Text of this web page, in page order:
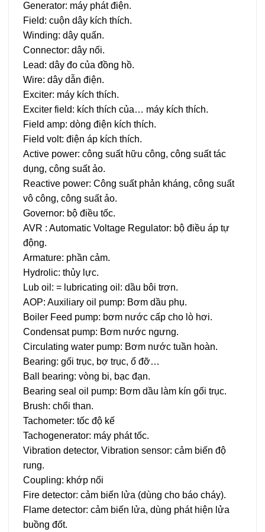
Generator: máy phát điện.
Field: cuộn dây kích thích.
Winding: dây quấn.
Connector: dây nối.
Lead: dây đo của đồng hồ.
Wire: dây dẫn điện.
Exciter: máy kích thích.
Exciter field: kích thích của… máy kích thích.
Field amp: dòng điện kích thích.
Field volt: điện áp kích thích.
Active power: công suất hữu công, công suất tác
dụng, công suất ảo.
Reactive power: Công suất phản kháng, công suất
vô công, công suất ảo.
Governor: bộ điều tốc.
AVR : Automatic Voltage Regulator: bộ điều áp tự
động.
Armature: phần cảm.
Hydrolic: thủy lực.
Lub oil: = lubricating oil: dầu bôi trơn.
AOP: Auxiliary oil pump: Bơm dầu phụ.
Boiler Feed pump: bơm nước cấp cho lò hơi.
Condensat pump: Bơm nước ngưng.
Circulating water pump: Bơm nước tuần hoàn.
Bearing: gối trục, bợ trục, ổ đỡ…
Ball bearing: vòng bi, bạc đạn.
Bearing seal oil pump: Bơm dầu làm kín gối trục.
Brush: chổi than.
Tachometer: tốc độ kế
Tachogenerator: máy phát tốc.
Vibration detector, Vibration sensor: cảm biến độ
rung.
Coupling: khớp nối
Fire detector: cảm biến lửa (dùng cho báo cháy).
Flame detector: cảm biến lửa, dùng phát hiện lửa
buồng đốt.